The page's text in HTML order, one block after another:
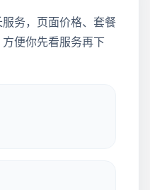
务，页面价格、套餐
便你先看服务再下